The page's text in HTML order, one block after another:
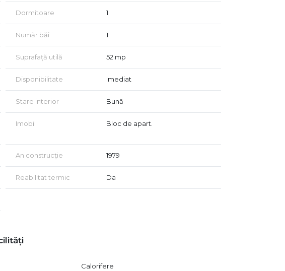
creditului, perfectarea actelor, amenajarea
vizionare, în conformitate cu dispozițiile Codului Civil (art.
Dormitoare 1
Număr băi 1
Suprafață utilă 52 mp
Disponibilitate Imediat
Stare interior Bună
Imobil Bloc de apart.
An construcție 1979
Reabilitat termic Da
Calorifere